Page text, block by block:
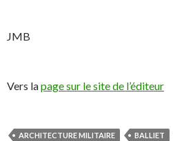
JMB
Vers lapage sur le site de l’éditeur
ARCHITECTURE MILITAIRE BALLIET